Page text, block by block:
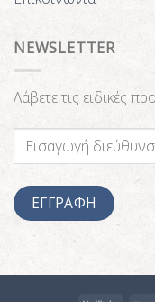
NEWSLETTER
Λάβετε τις ειδικές